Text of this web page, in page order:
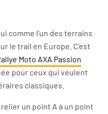
comme l’un des terrains
le trail en Europe. C’est
Moto AXA Passion
pour ceux qui veulent
classiques.
un point A à un point